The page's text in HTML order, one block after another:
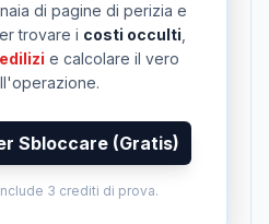
di pagine di perizia e
trovare i costi occulti
e calcolare il vero
Sbloccare (Gratis)
3 crediti di prova.